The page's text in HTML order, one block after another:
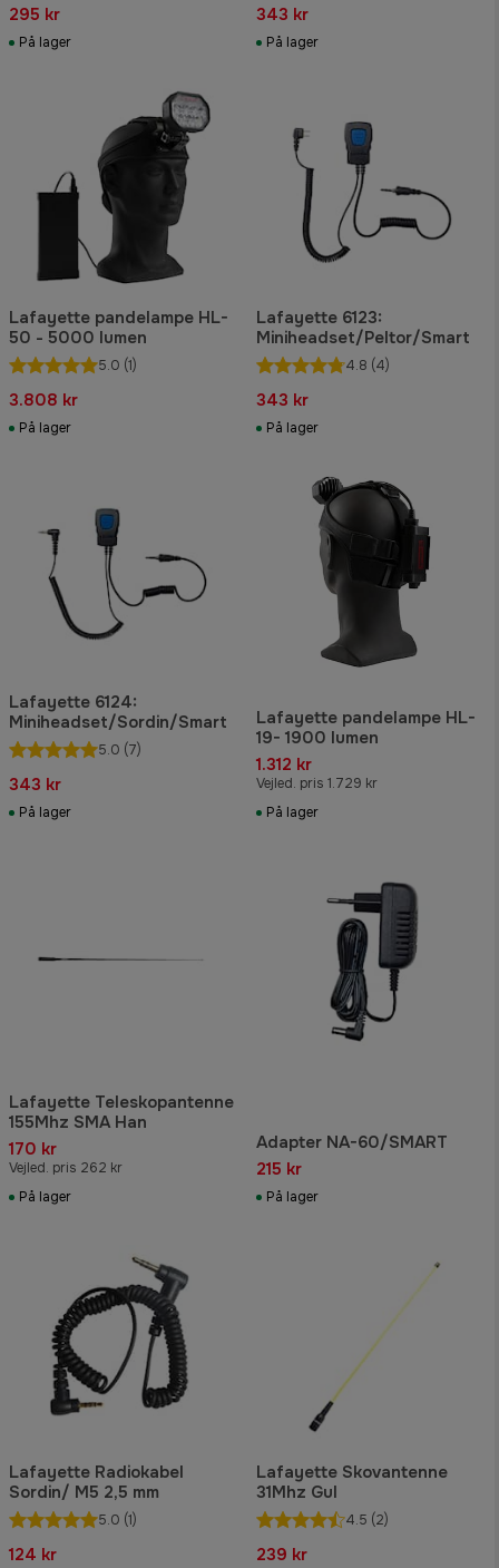
295 kr
På lager
343 kr
På lager
Lafayette pandelampe HL-
50 - 5000 lumen
5.0 (1)
3.808 kr
På lager
Lafayette 6123:
Miniheadset/Peltor/Smart
4.8 (4)
343 kr
På lager
Lafayette 6124:
Miniheadset/Sordin/Smart
5.0 (7)
343 kr
På lager
Lafayette pandelampe HL-
19- 1900 lumen
1.312 kr
Vejled. pris 1.729 kr
På lager
Lafayette Teleskopantenne
155Mhz SMA Han
170 kr
Vejled. pris 262 kr
På lager
Adapter NA-60/SMART
215 kr
På lager
Lafayette Radiokabel
Sordin/ M5 2,5 mm
5.0 (1)
124 kr
Lafayette Skovantenne
31Mhz Gul
4.5 (2)
239 kr